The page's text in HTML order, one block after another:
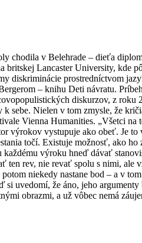
chodila v Belehrade – dieťa
Lancaster University, kde
diskriminácie prostredníctvom
– knihu Deti návratu.
diskurzov, z
sebe. Nielen v tom zmysle, že
Vienna Humanities. „Všetci
výrokov vystupuje ako obeť. Je
točí. Existuje možnosť, ako
každému výroku hneď dávať
ten rev, nie revať spolu s nimi,
niekedy nastane bod – a v
uvedomí, že áno, jeho
obrazmi, a už vôbec nemá